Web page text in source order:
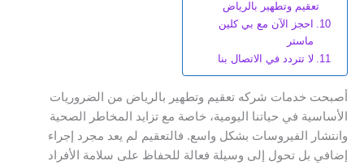
تعقيم وتطهير بالرياض
احجز الآن مع بي كلين
ماستر
لا تتردد في الاتصال بنا
أصبحت خدمات شركه تعقيم وتطهير بالرياض من الضروريات
الأساسية في حياتنا اليومية، خاصة مع تزايد المخاطر الصحية
وانتشار الفيروسات بشكل واسع. فالتعقيم لم يعد مجرد إجراء
إضافي بل تحول إلى وسيلة فعالة للحفاظ على سلامة الأفراد